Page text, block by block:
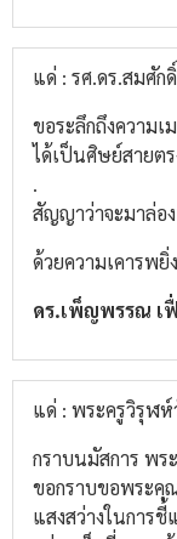
แด่ : รศ.ดร.สมศั
ขอระลึกถึงความ
ได้เป็นศิษย์สายต
.
สัญญาว่าจะมาล่อ
ด้วยความเคารพยิ่
ดร.เพ็ญพรรณ เ
แด่ : พระครูวิรุฬห์
กราบนมัสการ พร
ขอกราบขอพระคุ
แสงสว่างในการ